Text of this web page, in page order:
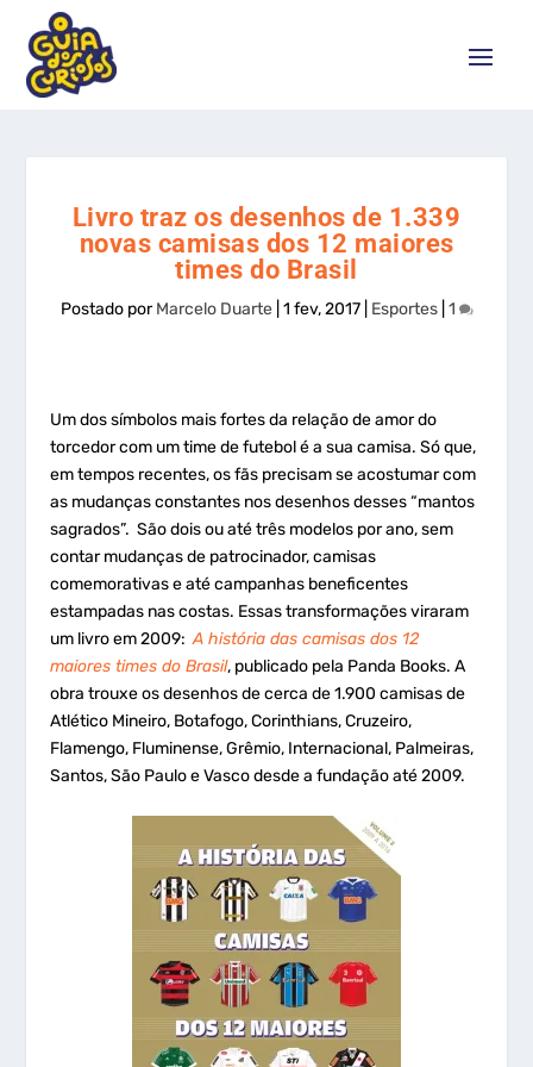
Livro traz os desenhos de 1.339
novas camisas dos 12 maiores
times do Brasil
Postado porMarcelo Duarte| 1 fev, 2017| Esportes| 1
Um dos símbolos mais fortes da relação de amor do
torcedor com um time de futebol é a sua camisa. Só que,
em tempos recentes, os fãs precisam se acostumar com
as mudanças constantes nos desenhos desses “mantos
sagrados”. São dois ou até três modelos por ano, sem
contar mudanças de patrocinador, camisas
comemorativas e até campanhas beneficentes
estampadas nas costas. Essas transformações viraram
um livro em 2009:A história das camisas dos 12
maiores times do Brasil, publicado pela Panda Books. A
obra trouxe os desenhos de cerca de 1.900 camisas de
Atlético Mineiro, Botafogo, Corinthians, Cruzeiro,
Flamengo, Fluminense, Grêmio, Internacional, Palmeiras,
Santos, São Paulo e Vasco desde a fundação até 2009.